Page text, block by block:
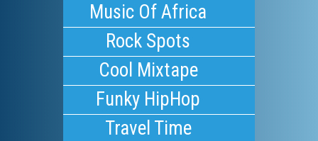
Music Of Africa
Rock Spots
Cool Mixtape
Funky HipHop
Travel Time